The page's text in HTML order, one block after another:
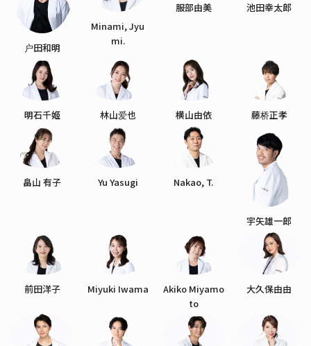
户田和明
Minami, Jyu
mi.
服部由美 池田幸太郎
明石千姬 林山爱也 横山由依 藤桥正孝
畠山 有子 Yu Yasugi Nakao, T.
宇矢雄一郎
前田洋子 Miyuki Iwama
Akiko Miyamo
to
大久保由由